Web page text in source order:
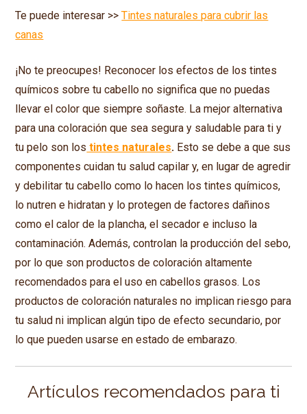
Te puede interesar >>Tintes naturales para cubrir las
canas
¡No te preocupes! Reconocer los efectos de los tintes
químicos sobre tu cabello no significa que no puedas
llevar el color que siempre soñaste. La mejor alternativa
para una coloración que sea segura y saludable para ti y
tu pelo son los tintes naturales. Esto se debe a que sus
componentes cuidan tu salud capilar y, en lugar de agredir
y debilitar tu cabello como lo hacen los tintes químicos,
lo nutren e hidratan y lo protegen de factores dañinos
como el calor de la plancha, el secador e incluso la
contaminación. Además, controlan la producción del sebo,
por lo que son productos de coloración altamente
recomendados para el uso en cabellos grasos. Los
productos de coloración naturales no implican riesgo para
tu salud ni implican algún tipo de efecto secundario, por
lo que pueden usarse en estado de embarazo.
Artículos recomendados para ti